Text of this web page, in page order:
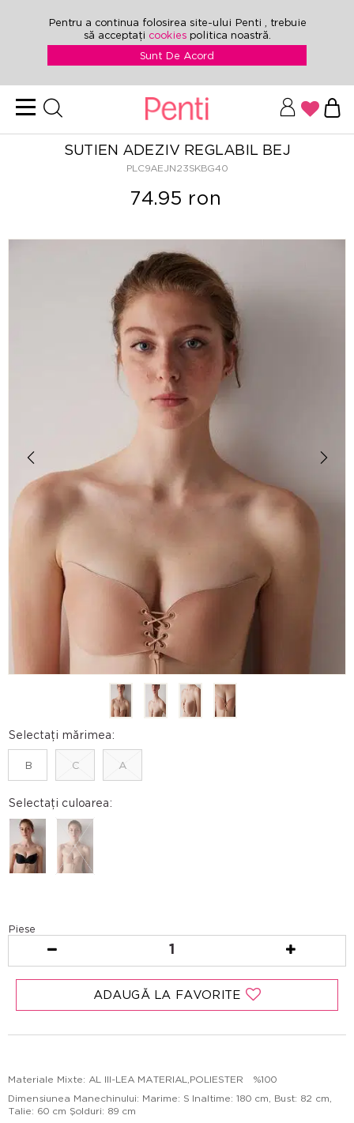
Pentru a continua folosirea site-ului Penti , trebuie
să acceptați cookies politica noastră.
Sunt De Acord
SUTIEN ADEZIV REGLABIL BEJ
PLC9AEJN23SKBG40
74.95 ron
Selectați mărimea:
B C A
Selectați culoarea:
Piese
1
ADAUGĂ LA FAVORITE
Materiale Mixte: AL III-LEA MATERIAL,POLIESTER %100
Dimensiunea Manechinului: Marime: S Inaltime: 180 cm, Bust: 82 cm,
Talie: 60 cm Şolduri: 89 cm